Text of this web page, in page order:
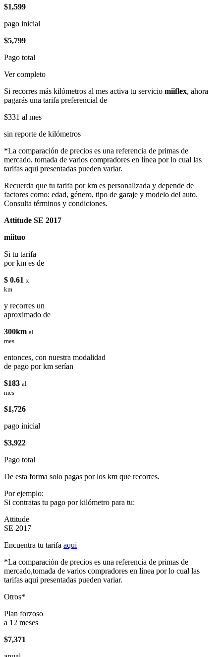
$1,599
pago inicial
$5,799
Pago total
Ver completo
Si recorres más kilómetros al mes activa tu servicio miiflex, ahora
pagarás una tarifa preferencial de
$331 al mes
sin reporte de kilómetros
*La comparación de precios es una referencia de primas de
mercado, tomada de varios compradores en línea por lo cual las
tarifas aqui presentadas pueden variar.
Recuerda que tu tarifa por km es personalizada y depende de
factores como: edad, género, tipo de garaje y modelo del auto.
Consulta términos y condiciones.
Attitude SE 2017
miituo
Si tu tarifa
por km es de
$ 0.61 x
km
y recorres un
aproximado de
300km al
mes
entonces, con nuestra modalidad
de pago por km serían
$183 al
mes
$1,726
pago inicial
$3,922
Pago total
De esta forma solo pagas por los km que recorres.
Por ejemplo:
Si contratas tu pago por kilómetro para tu:
Attitude
SE 2017
Encuentra tu tarifa aqui
*La comparación de precios es una referencia de primas de
mercado,tomada de varios compradores en línea por lo cual las
tarifas aqui presentadas pueden variar.
Otros*
Plan forzoso
a 12 meses
$7,371